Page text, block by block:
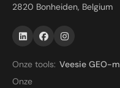
2820 Bonheiden, Belgium
Onze tools: Veesie GEO-
Onze